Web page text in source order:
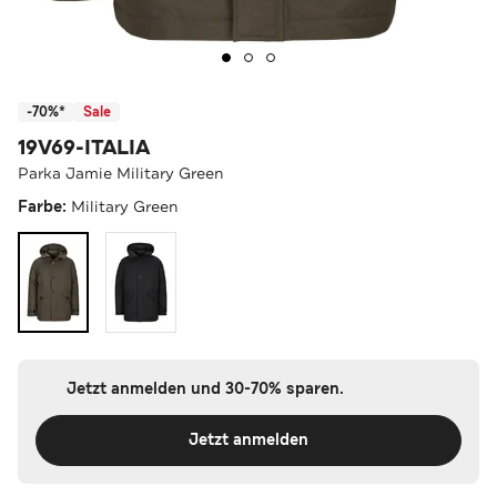
-70%* Sale
19V69-ITALIA
Parka Jamie Military Green
Farbe: Military Green
Jetzt anmelden und 30-70% sparen.
Jetzt anmelden